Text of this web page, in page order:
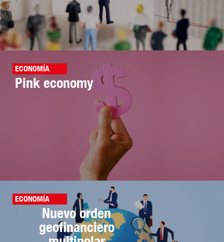
ECONOMÍA
Pink economy
ECONOMÍA
Nuevo orden
geofinanciero